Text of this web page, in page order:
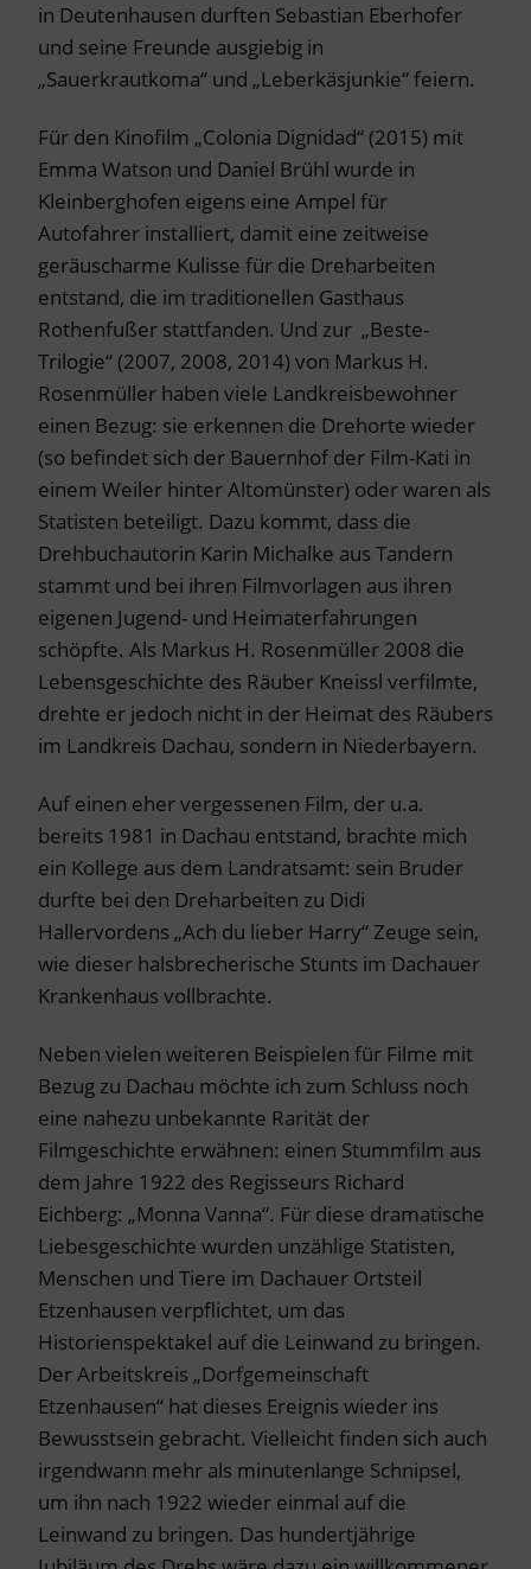
in Deutenhausen durften Sebastian Eberhofer
und seine Freunde ausgiebig in
„Sauerkrautkoma“ und „Leberkäsjunkie“ feiern.
Für den Kinofilm „Colonia Dignidad“ (2015) mit
Emma Watson und Daniel Brühl wurde in
Kleinberghofen eigens eine Ampel für
Autofahrer installiert, damit eine zeitweise
geräuscharme Kulisse für die Dreharbeiten
entstand, die im traditionellen Gasthaus
Rothenfußer stattfanden. Und zur „Beste-
Trilogie“ (2007, 2008, 2014) von Markus H.
Rosenmüller haben viele Landkreisbewohner
einen Bezug: sie erkennen die Drehorte wieder
(so befindet sich der Bauernhof der Film-Kati in
einem Weiler hinter Altomünster) oder waren als
Statisten beteiligt. Dazu kommt, dass die
Drehbuchautorin Karin Michalke aus Tandern
stammt und bei ihren Filmvorlagen aus ihren
eigenen Jugend- und Heimaterfahrungen
schöpfte. Als Markus H. Rosenmüller 2008 die
Lebensgeschichte des Räuber Kneissl verfilmte,
drehte er jedoch nicht in der Heimat des Räubers
im Landkreis Dachau, sondern in Niederbayern.
Auf einen eher vergessenen Film, der u.a.
bereits 1981 in Dachau entstand, brachte mich
ein Kollege aus dem Landratsamt: sein Bruder
durfte bei den Dreharbeiten zu Didi
Hallervordens „Ach du lieber Harry“ Zeuge sein,
wie dieser halsbrecherische Stunts im Dachauer
Krankenhaus vollbrachte.
Neben vielen weiteren Beispielen für Filme mit
Bezug zu Dachau möchte ich zum Schluss noch
eine nahezu unbekannte Rarität der
Filmgeschichte erwähnen: einen Stummfilm aus
dem Jahre 1922 des Regisseurs Richard
Eichberg: „Monna Vanna“. Für diese dramatische
Liebesgeschichte wurden unzählige Statisten,
Menschen und Tiere im Dachauer Ortsteil
Etzenhausen verpflichtet, um das
Historienspektakel auf die Leinwand zu bringen.
Der Arbeitskreis „Dorfgemeinschaft
Etzenhausen“ hat dieses Ereignis wieder ins
Bewusstsein gebracht. Vielleicht finden sich auch
irgendwann mehr als minutenlange Schnipsel,
um ihn nach 1922 wieder einmal auf die
Leinwand zu bringen. Das hundertjährige